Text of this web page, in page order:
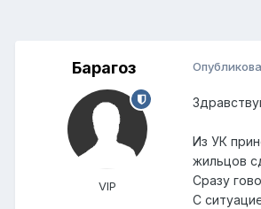
Барагоз
VIP
Из УК
жильцов
Сразу
С